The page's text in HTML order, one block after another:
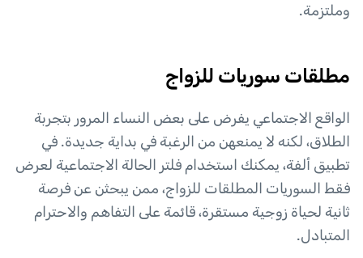
وملتزمة.
مطلقات سوريات للزواج
الواقع الاجتماعي يفرض على بعض النساء المرور بتجربة
الطلاق، لكنه لا يمنعهن من الرغبة في بداية جديدة. في
تطبيق ألفة، يمكنك استخدام فلتر الحالة الاجتماعية لعرض
فقط السوريات المطلقات للزواج، ممن يبحثن عن فرصة
ثانية لحياة زوجية مستقرة، قائمة على التفاهم والاحترام
المتبادل.